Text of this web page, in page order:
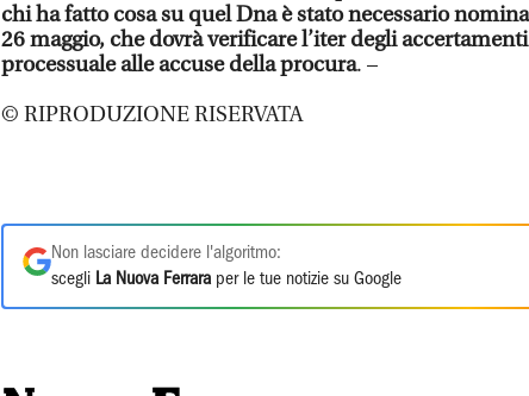
chi ha fatto cosa su quel Dna è stato necessario
26 maggio, che dovrà verificare l’iter degli
processuale alle accuse della procura. –
© RIPRODUZIONE RISERVATA
Non lasciare decidere l'algoritmo:
scegli La Nuova Ferrara per le tue notizie su Google